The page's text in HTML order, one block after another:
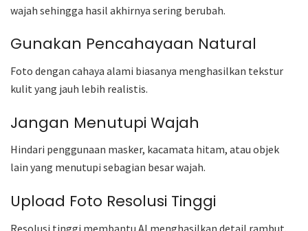
wajah sehingga hasil akhirnya sering berubah.
Gunakan Pencahayaan Natural
Foto dengan cahaya alami biasanya menghasilkan tekstur
kulit yang jauh lebih realistis.
Jangan Menutupi Wajah
Hindari penggunaan masker, kacamata hitam, atau objek
lain yang menutupi sebagian besar wajah.
Upload Foto Resolusi Tinggi
Resolusi tinggi membantu AI menghasilkan detail rambut,